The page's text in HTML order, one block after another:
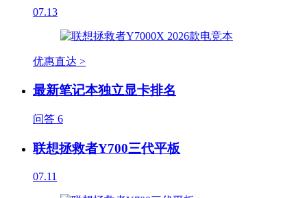
07.13
优惠直达 >
最新笔记本独立显卡排名
问答 6
联想拯救者Y700三代平板
07.11